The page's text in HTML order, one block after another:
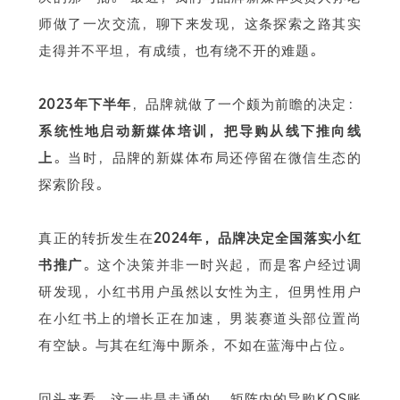
师做了一次交流，聊下来发现，这条探索之路其实
走得并不平坦，有成绩，也有绕不开的难题。
2023年下半年 ，品牌就做了一个颇为前瞻的决定：
系统性地启动新媒体培训，把导购从线下推向线
上 。当时，品牌的新媒体布局还停留在微信生态的
探索阶段。
真正的转折发生在2024年， 品牌决定全国落实小红
书推广。这个决策并非一时兴起，而是客户经过调
研发现，小红书用户虽然以女性为主，但男性用户
在小红书上的增长正在加速，男装赛道头部位置尚
有空缺。与其在红海中厮杀，不如在蓝海中占位。